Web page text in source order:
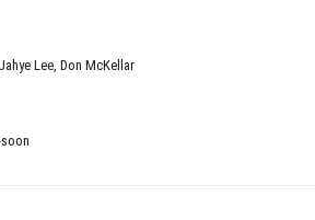
Jahye Lee, Don McKellar